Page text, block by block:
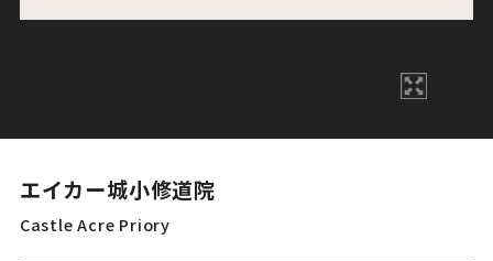
エイカー城小修道院
Castle Acre Priory